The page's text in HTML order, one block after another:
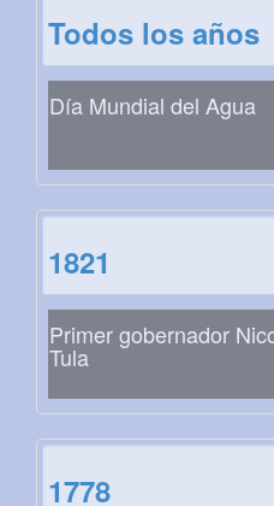
Todos los años
Día Mundial del Agua
1821
Primer gobernador
Tula
1778